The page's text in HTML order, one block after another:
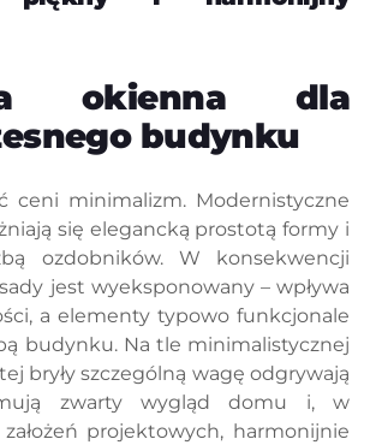
okienna dla
budynku
ceni minimalizm. Modernistyczne
się elegancką prostotą formy i
ozdobników. W konsekwencji
jest wyeksponowany – wpływa
a elementy typowo funkcjonale
budynku. Na tle minimalistycznej
bryły szczególną wagę odgrywają
zwarty wygląd domu i, w
projektowych, harmonijnie